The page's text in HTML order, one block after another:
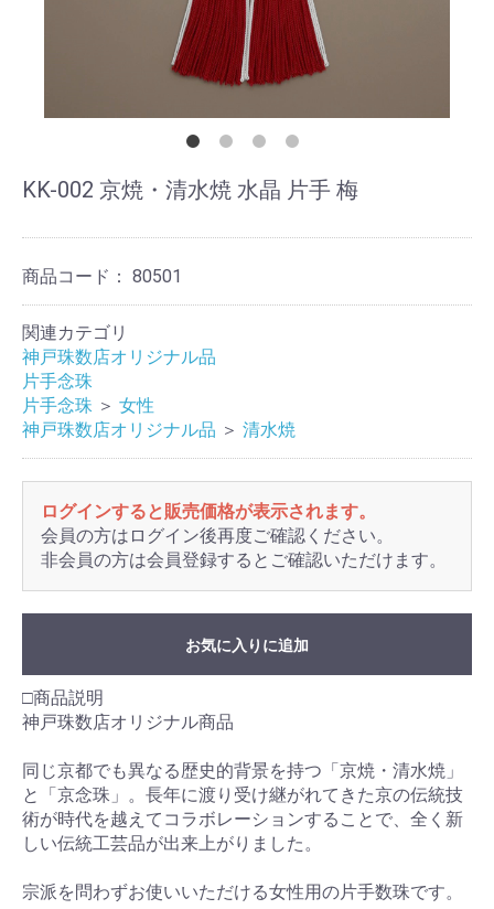
KK-002 京焼・清水焼 水晶 片手 梅
商品コード： 80501
関連カテゴリ
神戸珠数店オリジナル品
片手念珠
片手念珠 ＞ 女性
神戸珠数店オリジナル品 ＞ 清水焼
ログインすると販売価格が表示されます。
会員の方はログイン後再度ご確認ください。
非会員の方は会員登録するとご確認いただけます。
お気に入りに追加
□商品説明
神戸珠数店オリジナル商品
同じ京都でも異なる歴史的背景を持つ「京焼・清水焼」
と「京念珠」。長年に渡り受け継がれてきた京の伝統技
術が時代を越えてコラボレーションすることで、全く新
しい伝統工芸品が出来上がりました。
宗派を問わずお使いいただける女性用の片手数珠です。